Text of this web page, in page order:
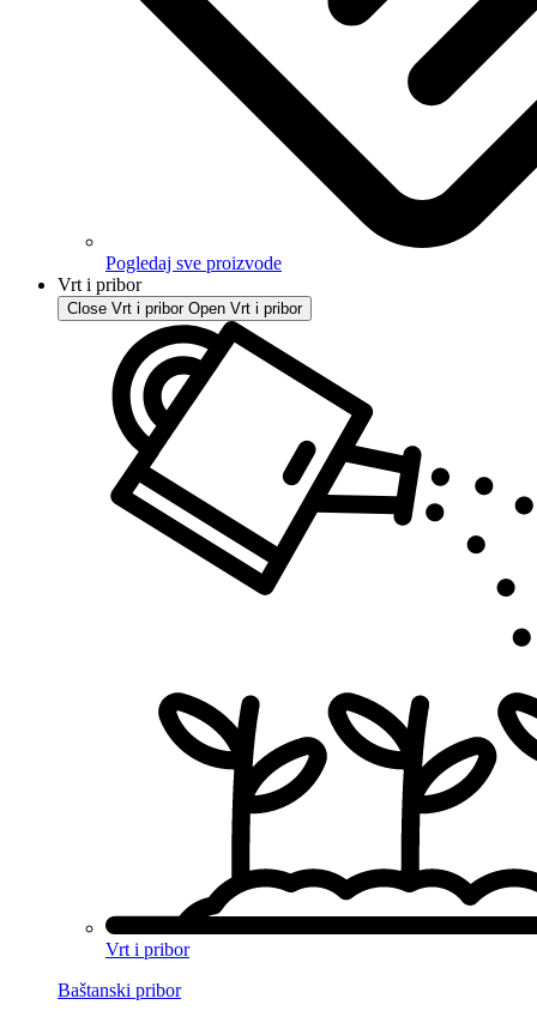
Pogledaj sve proizvode
Vrt i pribor
Close Vrt i pribor Open Vrt i pribor
Vrt i pribor
Baštanski pribor